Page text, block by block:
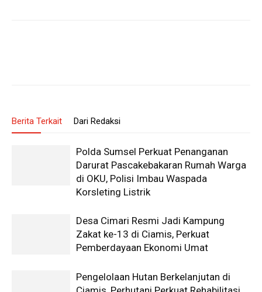
Berita Terkait Dari Redaksi
Polda Sumsel Perkuat Penanganan
Darurat Pascakebakaran Rumah Warga
di OKU, Polisi Imbau Waspada
Korsleting Listrik
Desa Cimari Resmi Jadi Kampung
Zakat ke-13 di Ciamis, Perkuat
Pemberdayaan Ekonomi Umat
Pengelolaan Hutan Berkelanjutan di